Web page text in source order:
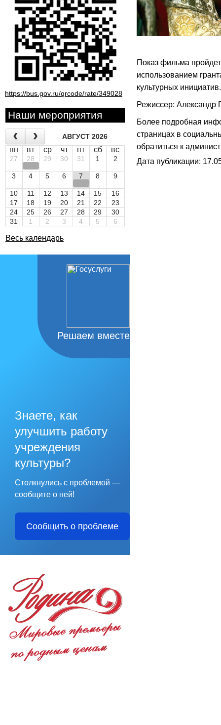
https://bus.gov.ru/qrcode/rate/349028
Наши мероприятия
АВГУСТ 2026
пн вт ср чт пт сб вс
27 28 29 30 31 1 2
3 4 5 6 7 8 9
10 11 12 13 14 15
16
17
18 19 20 21 22
23
24
25 26 27 28 29
30
31
1 2 3 4 5 6
Весь календарь
Решаем вместе
Знаете, как
улучшить работу
учреждения
культуры?
Столкнулись с проблемой —
сообщите о ней!
Сообщить о проблеме
Показ фильма
использованием
культурных инициатив.
Режиссер: Александр
Более подробная
страницах в
обратиться к
Дата публикации: